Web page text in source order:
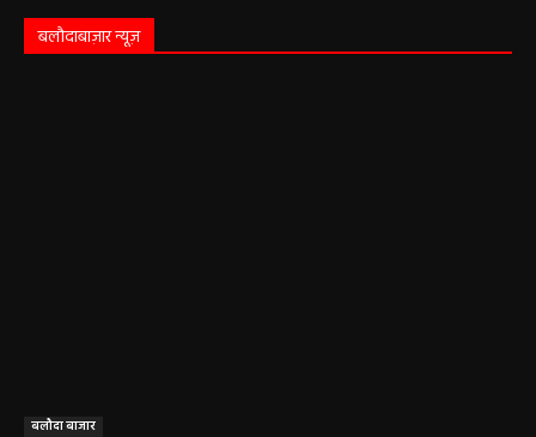
बलौदाबाज़ार न्यूज़
बलौदा बाजार